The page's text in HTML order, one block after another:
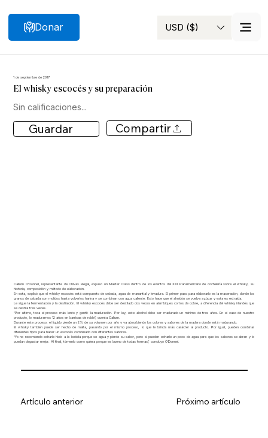
Buscar USD ($)
Donar
1 de septiembre de 2017
El whisky escocés y su preparación
Sin calificaciones...
Guardar Compartir
Callum O’Donnel, representante de Chivas Regal, expuso un Master Class dentro de los eventos del XXI Panamericano de coctelería sobre el whisky, su
historia, composición y método de elaboración.
En esta, explicó que el whisky escocés está compuesto de cebada, agua de manantial y levadura. El primer paso para elaborarlo es la maceración, donde los
granos de cebada son molidos hasta volverlos harina y se combinan con agua caliente. Esto hace que el almidón se vuelva azúcar y esta es extraída.
Le sigue la fermentación y la destilación. El whisky escocés debe ser destilado dos veces en alambiques cortos de cobre, a diferencia del whisky irlandés que
se destila tres veces.
“Por último, toca el proceso más lento y gentil: la maduración. Por ley, este alcohol debe ser madurado un mínimo de tres años. En el caso de nuestro
producto, lo maduramos 12 años en barricas de roble”, cuenta Callum.
Durante este proceso, el líquido pierde un 2% de su volumen por año y va absorbiendo los colores y sabores de la madera donde está madurando.
El whisky también puede ser hecho de malta, pasando por el mismo proceso, lo que le brinda más carácter al producto. Por igual, pueden combinar
diferentes tipos para hacer un escocés combinado con diferentes sabores.
“Yo no recomiendo echarle hielo a la bebida porque se agua y pierde su sabor, pero si pueden echarle un poco de agua para que los sabores se abran y lo
puedan degustar mejor. Al final, tómenlo como quiera porque es bueno de todas formas”, concluyó O‘Donnel.
Artículo anterior Próximo artículo